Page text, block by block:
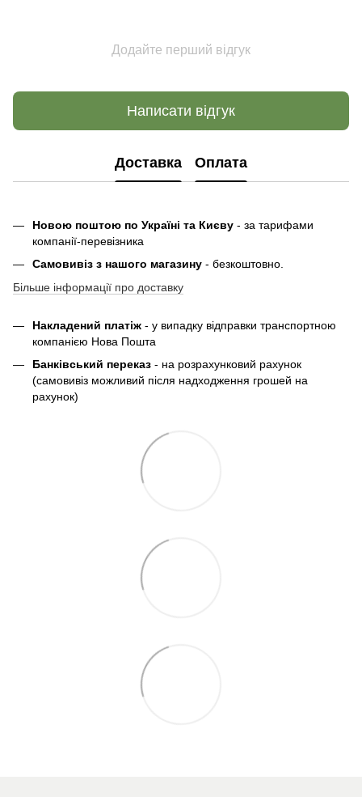
Додайте перший відгук
Написати відгук
Доставка Оплата
Новою поштою по Україні та Києву - за тарифами
компанії-перевізника
Самовивіз з нашого магазину - безкоштовно.
Більше інформації про доставку
Накладений платіж - у випадку відправки транспортною
компанією Нова Пошта
Банківський переказ - на розрахунковий рахунок
(самовивіз можливий після надходження грошей на
рахунок)